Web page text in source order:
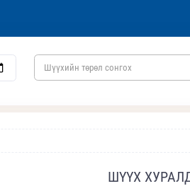
Шүүхийн төрөл сонгох
ШҮҮХ